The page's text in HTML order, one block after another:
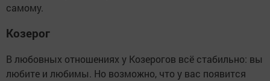
самому.
Козерог
В любовных отношениях у Козерогов всё стабильно: вы
любите и любимы. Но возможно, что у вас появится